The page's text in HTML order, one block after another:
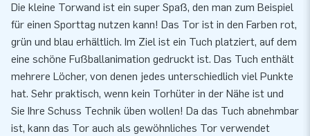
Die kleine Torwand ist ein super Spaß, den man zum Beispiel
für einen Sporttag nutzen kann! Das Tor ist in den Farben rot,
grün und blau erhältlich. Im Ziel ist ein Tuch platziert, auf dem
eine schöne Fußballanimation gedruckt ist. Das Tuch enthält
mehrere Löcher, von denen jedes unterschiedlich viel Punkte
hat. Sehr praktisch, wenn kein Torhüter in der Nähe ist und
Sie Ihre Schuss Technik üben wollen! Da das Tuch abnehmbar
ist, kann das Tor auch als gewöhnliches Tor verwendet